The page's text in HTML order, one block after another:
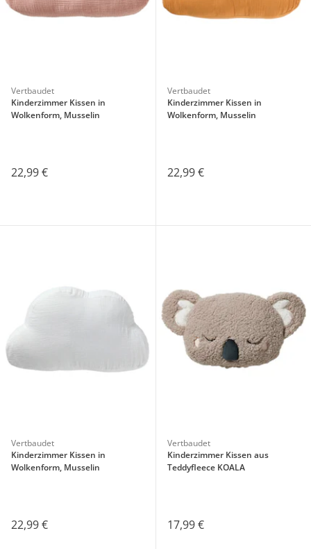
Vertbaudet
Kinderzimmer Kissen in
Wolkenform, Musselin
22,99 €
Vertbaudet
Kinderzimmer Kissen in
Wolkenform, Musselin
22,99 €
Vertbaudet
Kinderzimmer Kissen in
Wolkenform, Musselin
22,99 €
Vertbaudet
Kinderzimmer Kissen aus
Teddyfleece KOALA
17,99 €